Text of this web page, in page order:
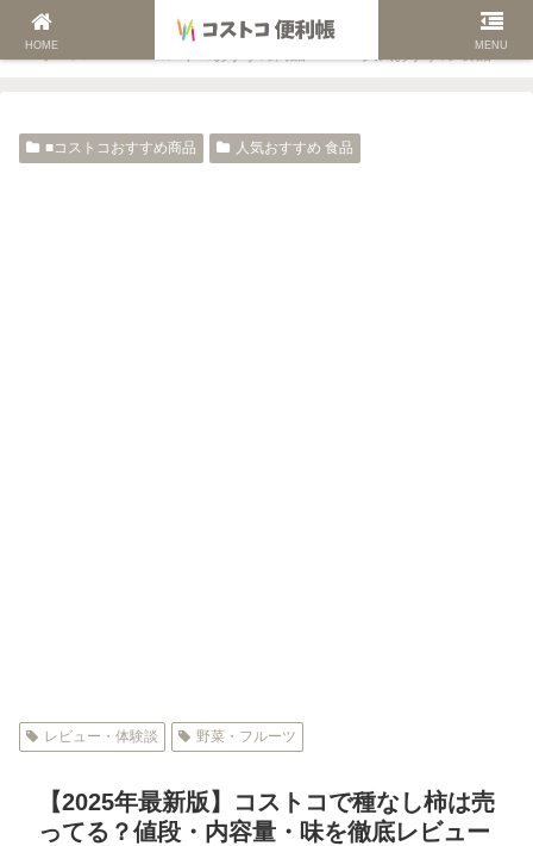
ホーム 人気おすすめ 食品
■コストコおすすめ商品 人気おすすめ 食品
レビュー・体験談 野菜・フルーツ
【2025年最新版】コストコで種なし柿は売
ってる？値段・内容量・味を徹底レビュー
HOME MENU